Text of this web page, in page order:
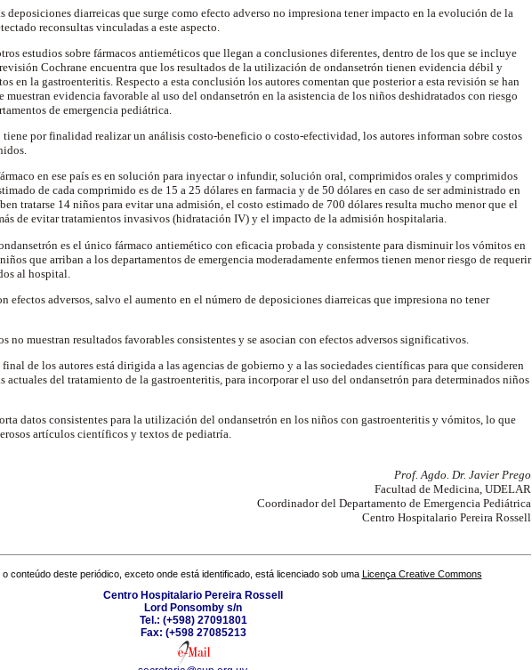
deposiciones diarreicas que surge como efecto adverso no impresiona tener impacto en la evolución de la
reconsultas vinculadas a este aspecto.
estudios sobre fármacos antieméticos que llegan a conclusiones diferentes, dentro de los que se incluye
Cochrane encuentra que los resultados de la utilización de ondansetrón tienen evidencia débil y
en la gastroenteritis. Respecto a esta conclusión los autores comentan que posterior a esta revisión se han
evidencia favorable al uso del ondansetrón en la asistencia de los niños deshidratados con riesgo
de emergencia pediátrica.
por finalidad realizar un análisis costo-beneficio o costo-efectividad, los autores informan sobre costos
en ese país es en solución para inyectar o infundir, solución oral, comprimidos orales y comprimidos
de cada comprimido es de 15 a 25 dólares en farmacia y de 50 dólares en caso de ser administrado en
tratarse 14 niños para evitar una admisión, el costo estimado de 700 dólares resulta mucho menor que el
de evitar tratamientos invasivos (hidratación IV) y el impacto de la admisión hospitalaria.
es el único fármaco antiemético con eficacia probada y consistente para disminuir los vómitos en
que arriban a los departamentos de emergencia moderadamente enfermos tienen menor riesgo de requerir
al hospital.
efectos adversos, salvo el aumento en el número de deposiciones diarreicas que impresiona no tener
no muestran resultados favorables consistentes y se asocian con efectos adversos significativos.
de los autores está dirigida a las agencias de gobierno y a las sociedades científicas para que consideren
actuales del tratamiento de la gastroenteritis, para incorporar el uso del ondansetrón para determinados niños
datos consistentes para la utilización del ondansetrón en los niños con gastroenteritis y vómitos, lo que
artículos científicos y textos de pediatría.
Prof. Agdo. Dr. Javier Prego
Facultad de Medicina, UDELAR
Coordinador del Departamento de Emergencia Pediátrica
Centro Hospitalario Pereira Rossell
o conteúdo deste periódico, exceto onde está identificado, está licenciado sob uma Licença Creative Commons
Centro Hospitalario Pereira Rossell
Lord Ponsomby s/n
Tel.: (+598) 27091801
Fax: (+598 27085213